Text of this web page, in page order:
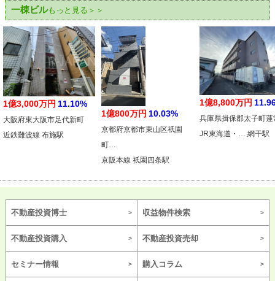
一棟ビルもっと見る＞＞
1億3,000万円 11.10%
大阪府東大阪市足代新町
近鉄難波線 布施駅
1億800万円 10.03%
京都府京都市東山区祇園
町…
京阪本線 祇園四条駅
1億8,800万円
兵庫県揖保郡太子町蓮
JR東海道・… 網干駅
不動産投資博士 収益物件検索
不動産投資購入 不動産投資売却
セミナー情報 購入コラム